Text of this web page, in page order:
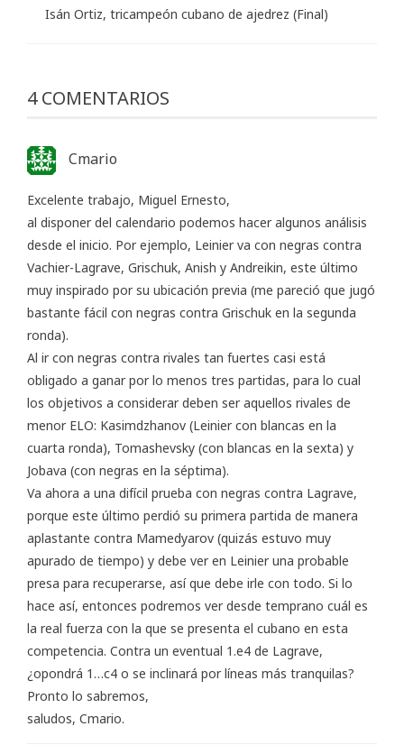
Isán Ortiz, tricampeón cubano de ajedrez (Final)
4 COMENTARIOS
Cmario
Excelente trabajo, Miguel Ernesto,
al disponer del calendario podemos hacer algunos análisis
desde el inicio. Por ejemplo, Leinier va con negras contra
Vachier-Lagrave, Grischuk, Anish y Andreikin, este último
muy inspirado por su ubicación previa (me pareció que jugó
bastante fácil con negras contra Grischuk en la segunda
ronda).
Al ir con negras contra rivales tan fuertes casi está
obligado a ganar por lo menos tres partidas, para lo cual
los objetivos a considerar deben ser aquellos rivales de
menor ELO: Kasimdzhanov (Leinier con blancas en la
cuarta ronda), Tomashevsky (con blancas en la sexta) y
Jobava (con negras en la séptima).
Va ahora a una difícil prueba con negras contra Lagrave,
porque este último perdió su primera partida de manera
aplastante contra Mamedyarov (quizás estuvo muy
apurado de tiempo) y debe ver en Leinier una probable
presa para recuperarse, así que debe irle con todo. Si lo
hace así, entonces podremos ver desde temprano cuál es
la real fuerza con la que se presenta el cubano en esta
competencia. Contra un eventual 1.e4 de Lagrave,
¿opondrá 1…c4 o se inclinará por líneas más tranquilas?
Pronto lo sabremos,
saludos, Cmario.